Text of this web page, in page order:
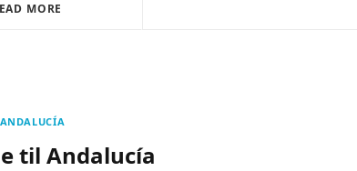
MORE
ANDALUCÍA
til Andalucía